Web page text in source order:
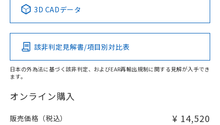
Pb Hg Cd Cr(VI)
O
在庫等で未対応品が混在する可能性があります。
問い合わせください。
この製品の規格認証/適合状況ページへ
その他の認証はこちらのページからご検索ください
3D CADデータ
該非判定見解書/項目別対比表
日本の外為法に基づく該非判定、およびEAR再輸出規制に関する見解が入手でき
ます。
オンライン購入
販売価格（税込） ¥ 14,520